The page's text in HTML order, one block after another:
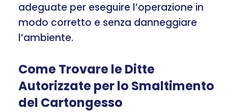
adeguate per eseguire l’operazione in
modo corretto e senza danneggiare
l’ambiente.
Come Trovare le Ditte
Autorizzate per lo Smaltimento
del Cartongesso